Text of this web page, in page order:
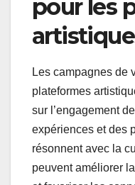
pour les
Les campagnes de
plateformes
sur l’engagement
expériences et des
résonnent avec la
peuvent améliorer